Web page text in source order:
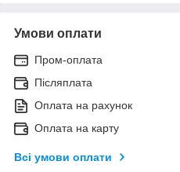
Умови оплати
Пром-оплата
Післяплата
Оплата на рахунок
Оплата на карту
Всі умови оплати